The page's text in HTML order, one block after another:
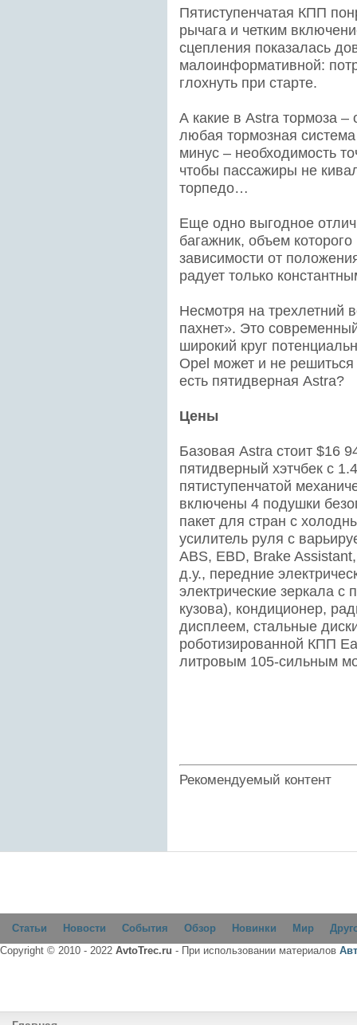
Пятиступенчатая КПП
рычага и четким
сцепления показалась
малоинформативной:
глохнуть при старте.
А какие в Astra тормоза
любая тормозная
минус – необходимость
чтобы пассажиры не
торпедо…
Еще одно выгодное
багажник, объем
зависимости от
радует только
Несмотря на трехлетний
пахнет». Это
широкий круг
Opel может и не
есть пятидверная Astra?
Цены
Базовая Astra стоит $16
пятидверный хэтчбек с
пятиступенчатой
включены 4 подушки
пакет для стран с
усилитель руля с
ABS, EBD, Brake
д.у., передние
электрические зеркала с
кузова), кондиционер,
дисплеем, стальные
роботизированной КПП
литровым 105-сильным
Рекомендуемый контент
Статьи Новости События Обзор Новинки Мир
Copyright © 2010 - 2022 AvtoTrec.ru - При использовании материалов